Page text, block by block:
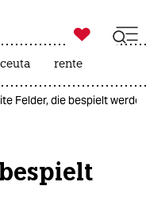

taz zahl ich
ceuta rente
Felder, die bespielt